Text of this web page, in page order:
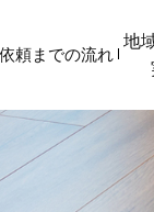
頼までの流れ
地